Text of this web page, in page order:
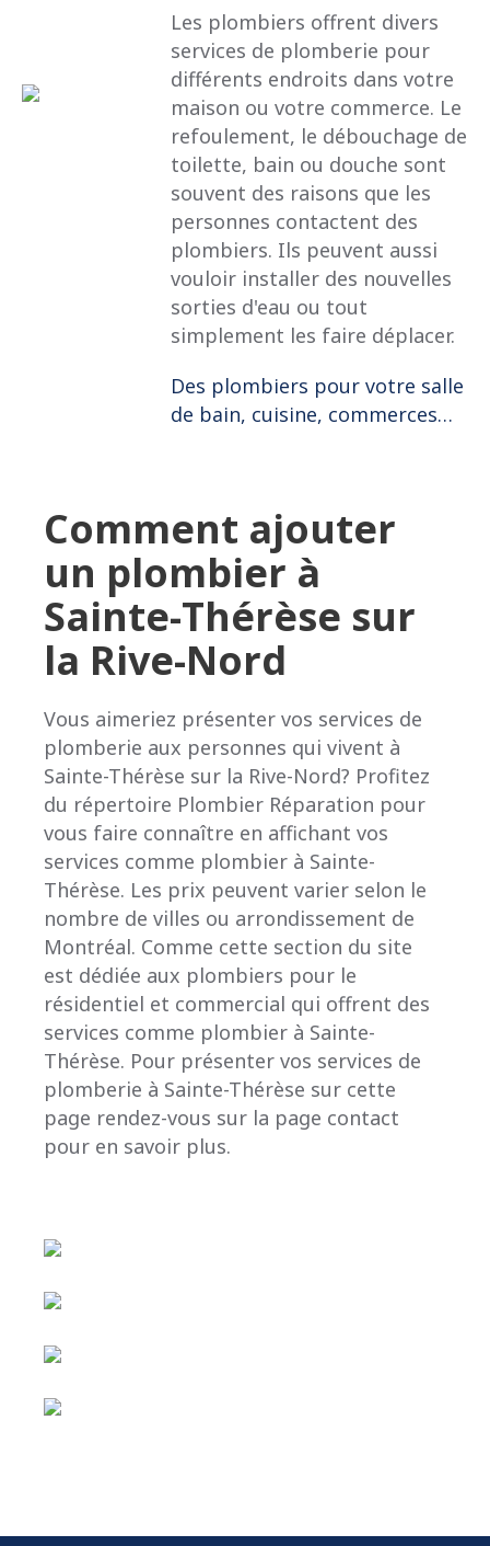
Les plombiers offrent divers
services de plomberie pour
différents endroits dans votre
maison ou votre commerce. Le
refoulement, le débouchage de
toilette, bain ou douche sont
souvent des raisons que les
personnes contactent des
plombiers. Ils peuvent aussi
vouloir installer des nouvelles
sorties d'eau ou tout
simplement les faire déplacer.
Des plombiers pour votre salle
de bain, cuisine, commerces…
Comment ajouter
un plombier à
Sainte-Thérèse sur
la Rive-Nord
Vous aimeriez présenter vos services de
plomberie aux personnes qui vivent à
Sainte-Thérèse sur la Rive-Nord? Profitez
du répertoire Plombier Réparation pour
vous faire connaître en affichant vos
services comme plombier à Sainte-
Thérèse. Les prix peuvent varier selon le
nombre de villes ou arrondissement de
Montréal. Comme cette section du site
est dédiée aux plombiers pour le
résidentiel et commercial qui offrent des
services comme plombier à Sainte-
Thérèse. Pour présenter vos services de
plomberie à Sainte-Thérèse sur cette
page rendez-vous sur la page contact
pour en savoir plus.